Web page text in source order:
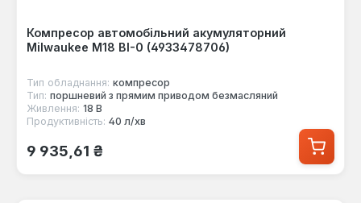
Компресор автомобільний акумуляторний
Milwaukee M18 BI-0 (4933478706)
Тип обладнання: компресор
Тип: поршневий з прямим приводом безмасляний
Живлення: 18 В
Продуктивність: 40 л/хв
Звичайна ціна:
9 935,61 ₴